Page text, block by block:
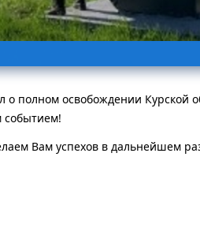
полном освобождении Курской
событием!
Вам успехов в дальнейшем